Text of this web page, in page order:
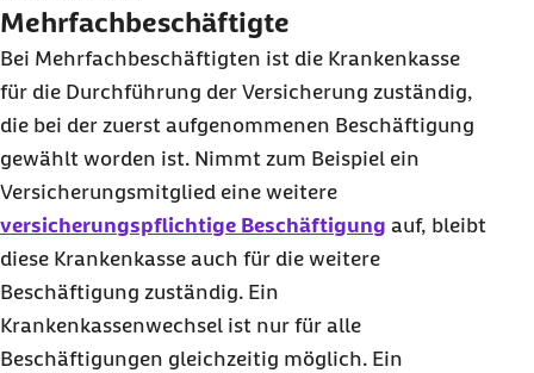
Mehrfachbeschäftigte
Bei Mehrfachbeschäftigten ist die Krankenkasse
für die Durchführung der Versicherung zuständig,
die bei der zuerst aufgenommenen Beschäftigung
gewählt worden ist. Nimmt zum Beispiel ein
Versicherungsmitglied eine weitere
versicherungspflichtige Beschäftigung auf, bleibt
diese Krankenkasse auch für die weitere
Beschäftigung zuständig. Ein
Krankenkassenwechsel ist nur für alle
Beschäftigungen gleichzeitig möglich. Ein